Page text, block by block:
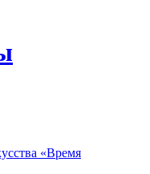
«Время